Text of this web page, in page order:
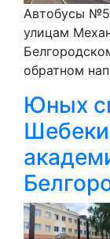
Автобусы
улицам
обратном
Юных